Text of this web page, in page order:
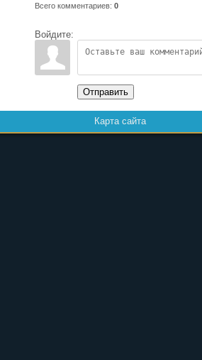
Всего комментариев: 0
Войдите:
Отправить
Карта сайта